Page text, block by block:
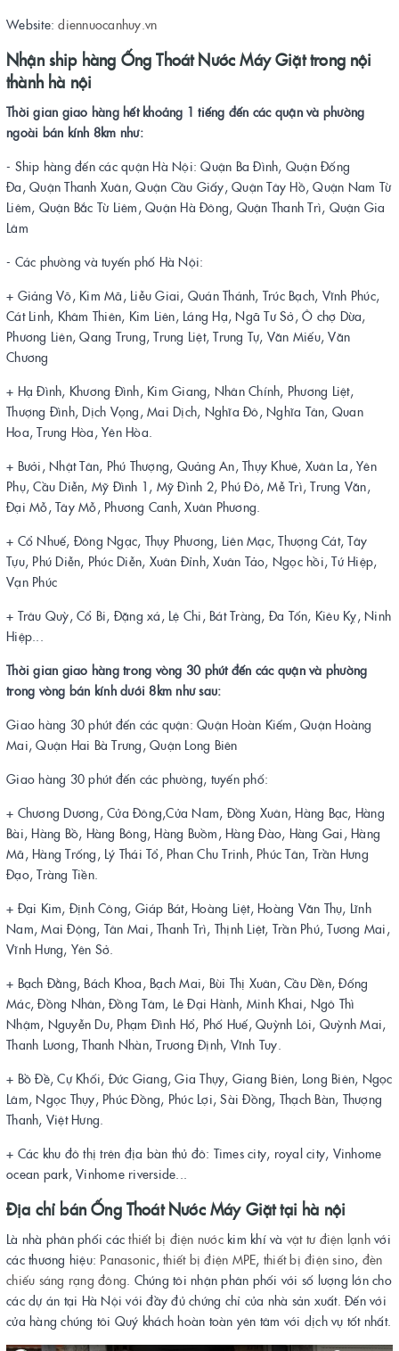
Website:diennuocanhuy.vn
Nhận ship hàng Ống Thoát Nước Máy Giặt trong nội
thành hà nội
Thời gian giao hàng hết khoảng 1 tiếng đến các quận và phường
ngoài bán kính 8km như:
- Ship hàng đến các quận Hà Nội: Quận Ba Đình, Quận Đống
Đa, Quận Thanh Xuân, Quận Cầu Giấy, Quận Tây Hồ, Quận Nam Từ
Liêm, Quận Bắc Từ Liêm, Quận Hà Đông, Quận Thanh Trì, Quận Gia
Lâm
- Các phường và tuyến phố Hà Nội:
+ Giảng Võ, Kim Mã, Liễu Giai, Quán Thánh, Trúc Bạch, Vĩnh Phúc,
Cát Linh, Khâm Thiên, Kim Liên, Láng Hạ, Ngã Tư Sở, Ô chợ Dừa,
Phương Liên, Qang Trung, Trung Liệt, Trung Tự, Văn Miếu, Văn
Chương
+ Hạ Đình, Khương Đình, Kim Giang, Nhân Chính, Phương Liệt,
Thượng Đình, Dịch Vọng, Mai Dịch, Nghĩa Đô, Nghĩa Tân, Quan
Hoa, Trung Hòa, Yên Hòa.
+ Bưởi, Nhật Tân, Phú Thượng, Quảng An, Thụy Khuê, Xuân La, Yên
Phụ, Cầu Diễn, Mỹ Đình 1, Mỹ Đình 2, Phú Đô, Mễ Trì, Trung Văn,
Đại Mỗ, Tây Mỗ, Phương Canh, Xuân Phương.
+ Cổ Nhuế, Đông Ngạc, Thụy Phương, Liên Mạc, Thượng Cát, Tây
Tựu, Phú Diễn, Phúc Diễn, Xuân Đỉnh, Xuân Tảo, Ngọc hồi, Tứ Hiệp,
Vạn Phúc
+ Trâu Quỳ, Cổ Bi, Đặng xá, Lệ Chi, Bát Tràng, Đa Tốn, Kiêu Kỵ, Ninh
Hiệp...
Thời gian giao hàng trong vòng 30 phút đến các quận và phường
trong vòng bán kính dưới 8km như sau:
Giao hàng 30 phút đến các quận: Quận Hoàn Kiếm, Quận Hoàng
Mai, Quận Hai Bà Trưng, Quận Long Biên
Giao hàng 30 phút đến các phường, tuyến phố:
+ Chương Dương, Cửa Đông,Cửa Nam, Đồng Xuân, Hàng Bạc, Hàng
Bài, Hàng Bồ, Hàng Bông, Hàng Buồm, Hàng Đào, Hàng Gai, Hàng
Mã, Hàng Trống, Lý Thái Tổ, Phan Chu Trinh, Phúc Tân, Trần Hưng
Đạo, Tràng Tiền.
+ Đại Kim, Định Công, Giáp Bát, Hoàng Liệt, Hoàng Văn Thụ, Lĩnh
Nam, Mai Động, Tân Mai, Thanh Trì, Thịnh Liệt, Trần Phú, Tương Mai,
Vĩnh Hưng, Yên Sở.
+ Bạch Đằng, Bách Khoa, Bạch Mai, Bùi Thị Xuân, Cầu Dền, Đống
Mác, Đồng Nhân, Đồng Tâm, Lê Đại Hành, Minh Khai, Ngô Thì
Nhậm, Nguyễn Du, Phạm Đình Hổ, Phố Huế, Quỳnh Lôi, Quỳnh Mai,
Thanh Lương, Thanh Nhàn, Trương Định, Vĩnh Tuy.
+ Bồ Đề, Cự Khối, Đức Giang, Gia Thụy, Giang Biên, Long Biên, Ngọc
Lâm, Ngọc Thụy, Phúc Đồng, Phúc Lợi, Sài Đồng, Thạch Bàn, Thượng
Thanh, Việt Hưng.
+ Các khu đô thị trên địa bàn thủ đô: Times city, royal city, Vinhome
ocean park, Vinhome riverside...
Địa chỉ bánỐng Thoát Nước Máy Giặttại hà nội
Là nhà phân phối cácthiết bị điện nướckim khí và vật tư điện lạnhvới
các thương hiệu: Panasonic, thiết bị điện MPE, thiết bị điện sino, đèn
chiếu sáng rạng đông. Chúng tôi nhận phân phối với số lượng lớn cho
các dự án tại Hà Nội với đầy đủ chứng chỉ của nhà sản xuất. Đến với
cửa hàng chúng tôi Quý khách hoàn toàn yên tâm với dịch vụ tốt nhất.